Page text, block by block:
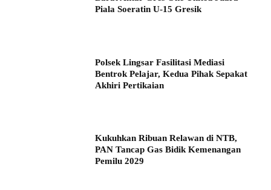
Piala Soeratin U-15 Gresik
Polsek Lingsar Fasilitasi Mediasi
Bentrok Pelajar, Kedua Pihak Sepakat
Akhiri Pertikaian
Kukuhkan Ribuan Relawan di NTB,
PAN Tancap Gas Bidik Kemenangan
Pemilu 2029